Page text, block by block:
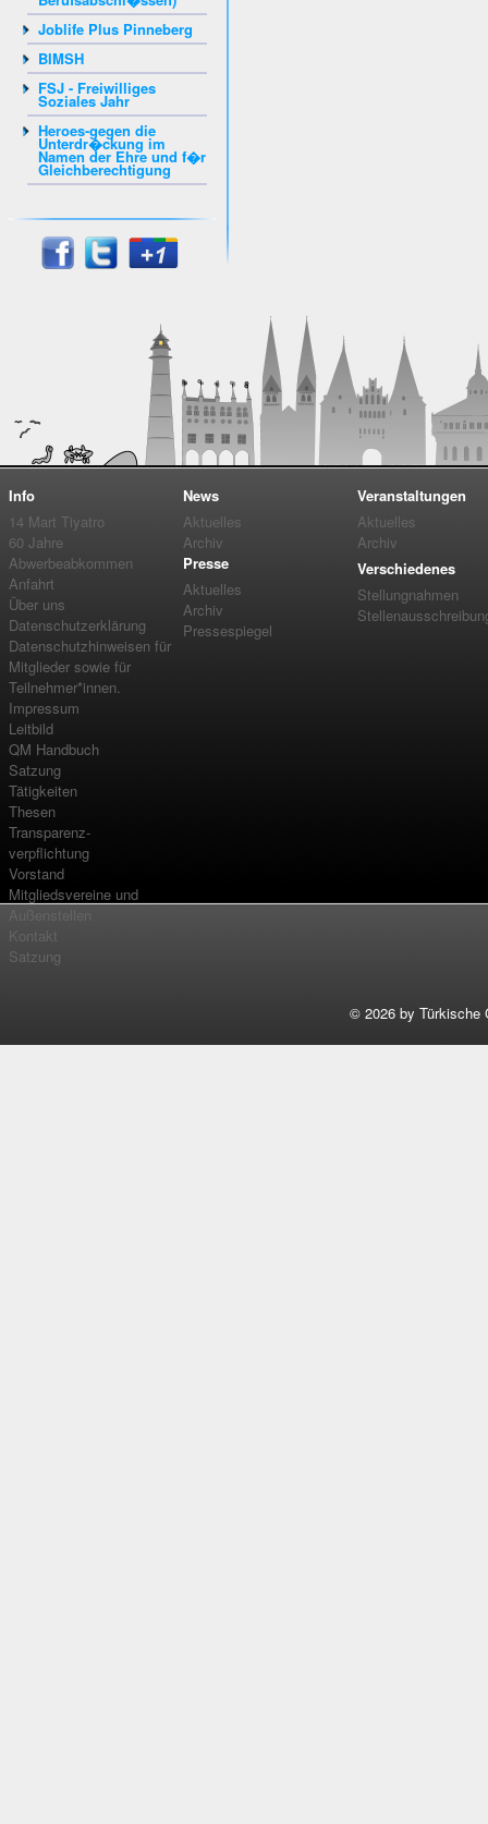
Joblife Plus Pinneberg
BIMSH
FSJ - Freiwilliges
Soziales Jahr
Heroes-gegen die
Unterdr�ckung im
Namen der Ehre und f�r
Gleichberechtigung
Info
14 Mart Tiyatro
60 Jahre
Abwerbeabkommen
Anfahrt
Über uns
Datenschutzerklärung
Datenschutzhinweisen für
Mitglieder sowie für
Teilnehmer*innen.
Impressum
Leitbild
QM Handbuch
Satzung
Tätigkeiten
Thesen
Transparenz-
verpflichtung
Vorstand
Mitgliedsvereine und
Außenstellen
Kontakt
Satzung
News
Aktuelles
Archiv
Presse
Aktuelles
Archiv
Pressespiegel
Veranstaltungen
Aktuelles
Archiv
Verschiedenes
Stellungnahmen
© 2026 by Türkische